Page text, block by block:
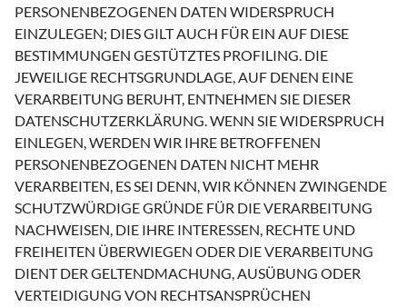
PERSONENBEZOGENEN DATEN WIDERSPRUCH
EINZULEGEN; DIES GILT AUCH FÜR EIN AUF DIESE
BESTIMMUNGEN GESTÜTZTES PROFILING. DIE
JEWEILIGE RECHTSGRUNDLAGE, AUF DENEN EINE
VERARBEITUNG BERUHT, ENTNEHMEN SIE DIESER
DATENSCHUTZERKLÄRUNG. WENN SIE WIDERSPRUCH
EINLEGEN, WERDEN WIR IHRE BETROFFENEN
PERSONENBEZOGENEN DATEN NICHT MEHR
VERARBEITEN, ES SEI DENN, WIR KÖNNEN ZWINGENDE
SCHUTZWÜRDIGE GRÜNDE FÜR DIE VERARBEITUNG
NACHWEISEN, DIE IHRE INTERESSEN, RECHTE UND
FREIHEITEN ÜBERWIEGEN ODER DIE VERARBEITUNG
DIENT DER GELTENDMACHUNG, AUSÜBUNG ODER
VERTEIDIGUNG VON RECHTSANSPRÜCHEN